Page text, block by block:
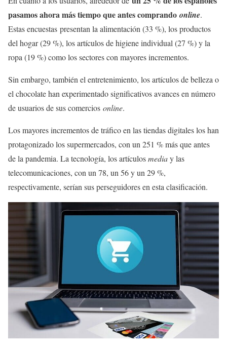
pasamos ahora más tiempo que antes comprando online.
Estas encuestas presentan la alimentación (33 %), los productos
del hogar (29 %), los artículos de higiene individual (27 %) y la
ropa (19 %) como los sectores con mayores incrementos.
Sin embargo, también el entretenimiento, los artículos de belleza o
el chocolate han experimentado significativos avances en número
de usuarios de sus comercios online.
Los mayores incrementos de tráfico en las tiendas digitales los han
protagonizado los supermercados, con un 251 % más que antes
de la pandemia. La tecnología, los artículosmediay las
telecomunicaciones, con un 78, un 56 y un 29 %,
respectivamente, serían sus perseguidores en esta clasificación.